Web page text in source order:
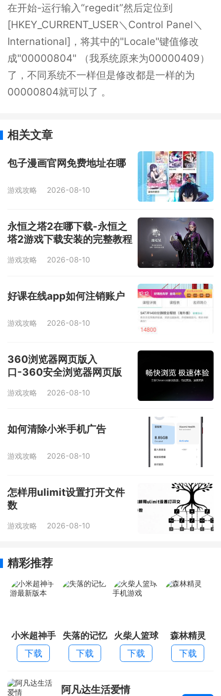
在开始-运行输入“regedit”然后定位到
[HKEY_CURRENT_USER＼Control Panel＼
International]，将其中的"Locale"键值修改
成"00000804" （我系统原来为00000409）
了，不同系统不一样但是修改都是一样的为
00000804就可以了 。
相关文章
包子漫画官网免费地址在哪
游戏攻略 2026-08-10
永恒之塔2在哪下载-永恒之
塔2游戏下载安装的完整教程
游戏攻略 2026-08-10
好课在线app如何注销账户
游戏攻略 2026-08-10
360浏览器网页版入
口-360安全浏览器网页版
游戏攻略 2026-08-10
如何清除小米手机广告
游戏攻略 2026-08-10
怎样用ulimit设置打开文件
数
游戏攻略 2026-08-10
精彩推荐
小米超神手
游最新版本
下载
失落的记忆
下载
火柴人篮球
手机游戏
下载
森林精灵
下载
阿凡达生活爱情